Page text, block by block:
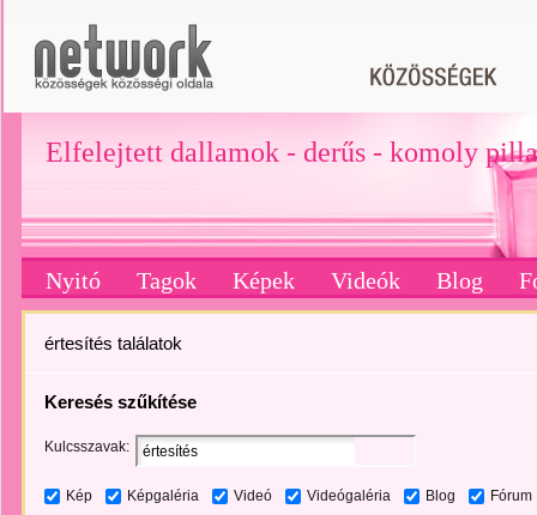
Elfelejtett dallamok - derűs - komoly
Nyitó Tagok Képek Videók Blog
értesítés találatok
Keresés szűkítése
Kulcsszavak:
Kép Képgaléria Videó Videógaléria Blog Fórum